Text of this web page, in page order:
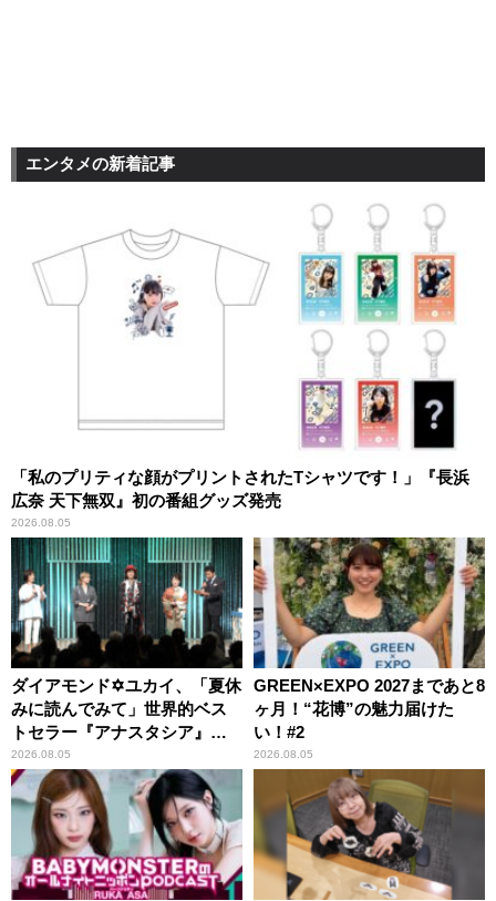
エンタメの新着記事
「私のプリティな顔がプリントされたTシャツです！」『長浜
広奈 天下無双』初の番組グッズ発売
2026.08.05
ダイアモンド✡ユカイ、「夏休
みに読んでみて」世界的ベス
トセラー『アナスタシア』を
紹介
2026.08.05
GREEN×EXPO 2027まであと8
ヶ月！“花博”の魅力届けた
い！#2
2026.08.05